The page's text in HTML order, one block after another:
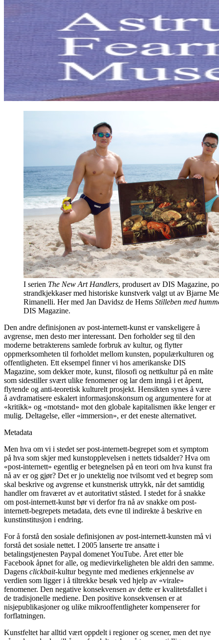
I serien The New Art Handlers, produsert av DIS Magazine,
strandkjekkaser med historiske kunstverk valgt ut av Bjarne
Rimanelli. Her med Jan Davidsz de Hems Stilleben med
DIS Magazine.
Den andre definisjonen av post-internett-kunst er vanskeligere å
avgrense, men desto mer interessant. Den forholder seg til den
moderne betrakterens samlede forbruk av kultur, og flytter
oppmerksomheten til forholdet mellom kunsten, populærkulturen og
offentligheten. Ett eksempel finner vi hos amerikanske DIS
Magazine, som dekker mote, kunst, filosofi og nettkultur på en måte
som sidestiller svært ulike fenomener og lar dem inngå i et åpent,
flytende og anti-teoretisk kulturelt prosjekt. Hensikten synes å være
å avdramatisere eskalert informasjonskonsum og argumentere for at
«kritikk» og «motstand» mot den globale kapitalismen ikke lenger er
mulig. Deltagelse, eller «immersion», er det eneste alternativet.
Metadata
Men hva om vi i stedet ser post-internett-begrepet som et symptom
på hva som skjer med kunstopplevelsen i nettets tidsalder? Hva om
«post-internett» egentlig er betegnelsen på en teori om hva kunst fra
nå av er og gjør? Det er jo unektelig noe tvilsomt ved et begrep som
skal beskrive og avgrense et kunstnerisk uttrykk, når det samtidig
handler om fraværet av et autoritativt ståsted. I stedet for å snakke
om post-internett-kunst bør vi derfor fra nå av snakke om post-
internett-begrepets metadata, dets evne til indirekte å beskrive en
kunstinstitusjon i endring.
For å forstå den sosiale definisjonen av post-internett-kunsten må vi
forstå det sosiale nettet. I 2005 lanserte tre ansatte i
betalingstjenesten Paypal domenet YouTube. Året etter ble
Facebook åpnet for alle, og medievirkeligheten ble aldri den samme.
Dagens clickbait-kultur begynte med medienes erkjennelse av
verdien som ligger i å tiltrekke besøk ved hjelp av «virale»
fenomener. Den negative konsekvensen av dette er kvalitetsfallet i
de tradisjonelle mediene. Den positive konsekvensen er at
nisjepublikasjoner og ulike mikrooffentligheter kompenserer for
forflatningen.
Kunstfeltet har alltid vært oppdelt i regioner og scener, men det nye